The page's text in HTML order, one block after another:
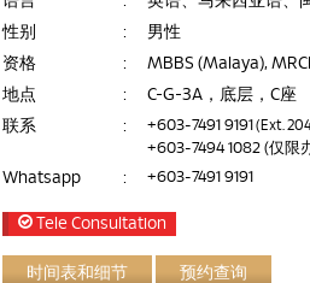
性别
:
男性
资格
:
MBBS (Malaya),
地点
:
C-G-3A，底层，C座
联系
: +603-7491 9191 (Ext.
+603-7494 1082 (仅限
Whatsapp : +603-7491 9191
Tele Consultation
时间表和细节 预约查询